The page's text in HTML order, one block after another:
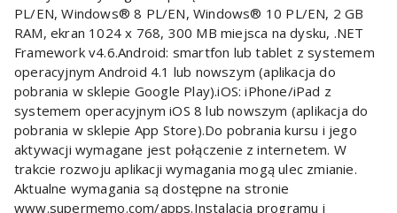
PL/EN, Windows® 8 PL/EN, Windows® 10 PL/EN, 2 GB
RAM, ekran 1024 x 768, 300 MB miejsca na dysku, .NET
Framework v4.6.Android: smartfon lub tablet z systemem
operacyjnym Android 4.1 lub nowszym (aplikacja do
pobrania w sklepie Google Play).iOS: iPhone/iPad z
systemem operacyjnym iOS 8 lub nowszym (aplikacja do
pobrania w sklepie App Store).Do pobrania kursu i jego
aktywacji wymagane jest połączenie z internetem. W
trakcie rozwoju aplikacji wymagania mogą ulec zmianie.
Aktualne wymagania są dostępne na stronie
www.supermemo.com/apps.Instalacja programu i